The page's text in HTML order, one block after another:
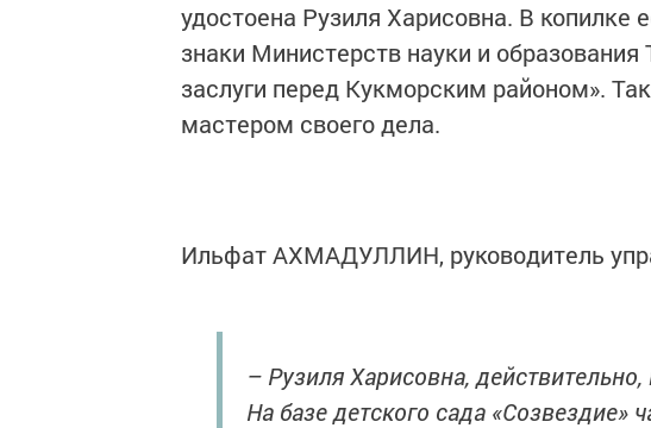
удостоена Рузиля Харисовна. В копилке
знаки Министерств науки и
заслуги перед Кукморским районом».
мастером своего дела.
Ильфат АХМАДУЛЛИН, руководитель
– Рузиля Харисовна,
На базе детского сада «Созвездие»